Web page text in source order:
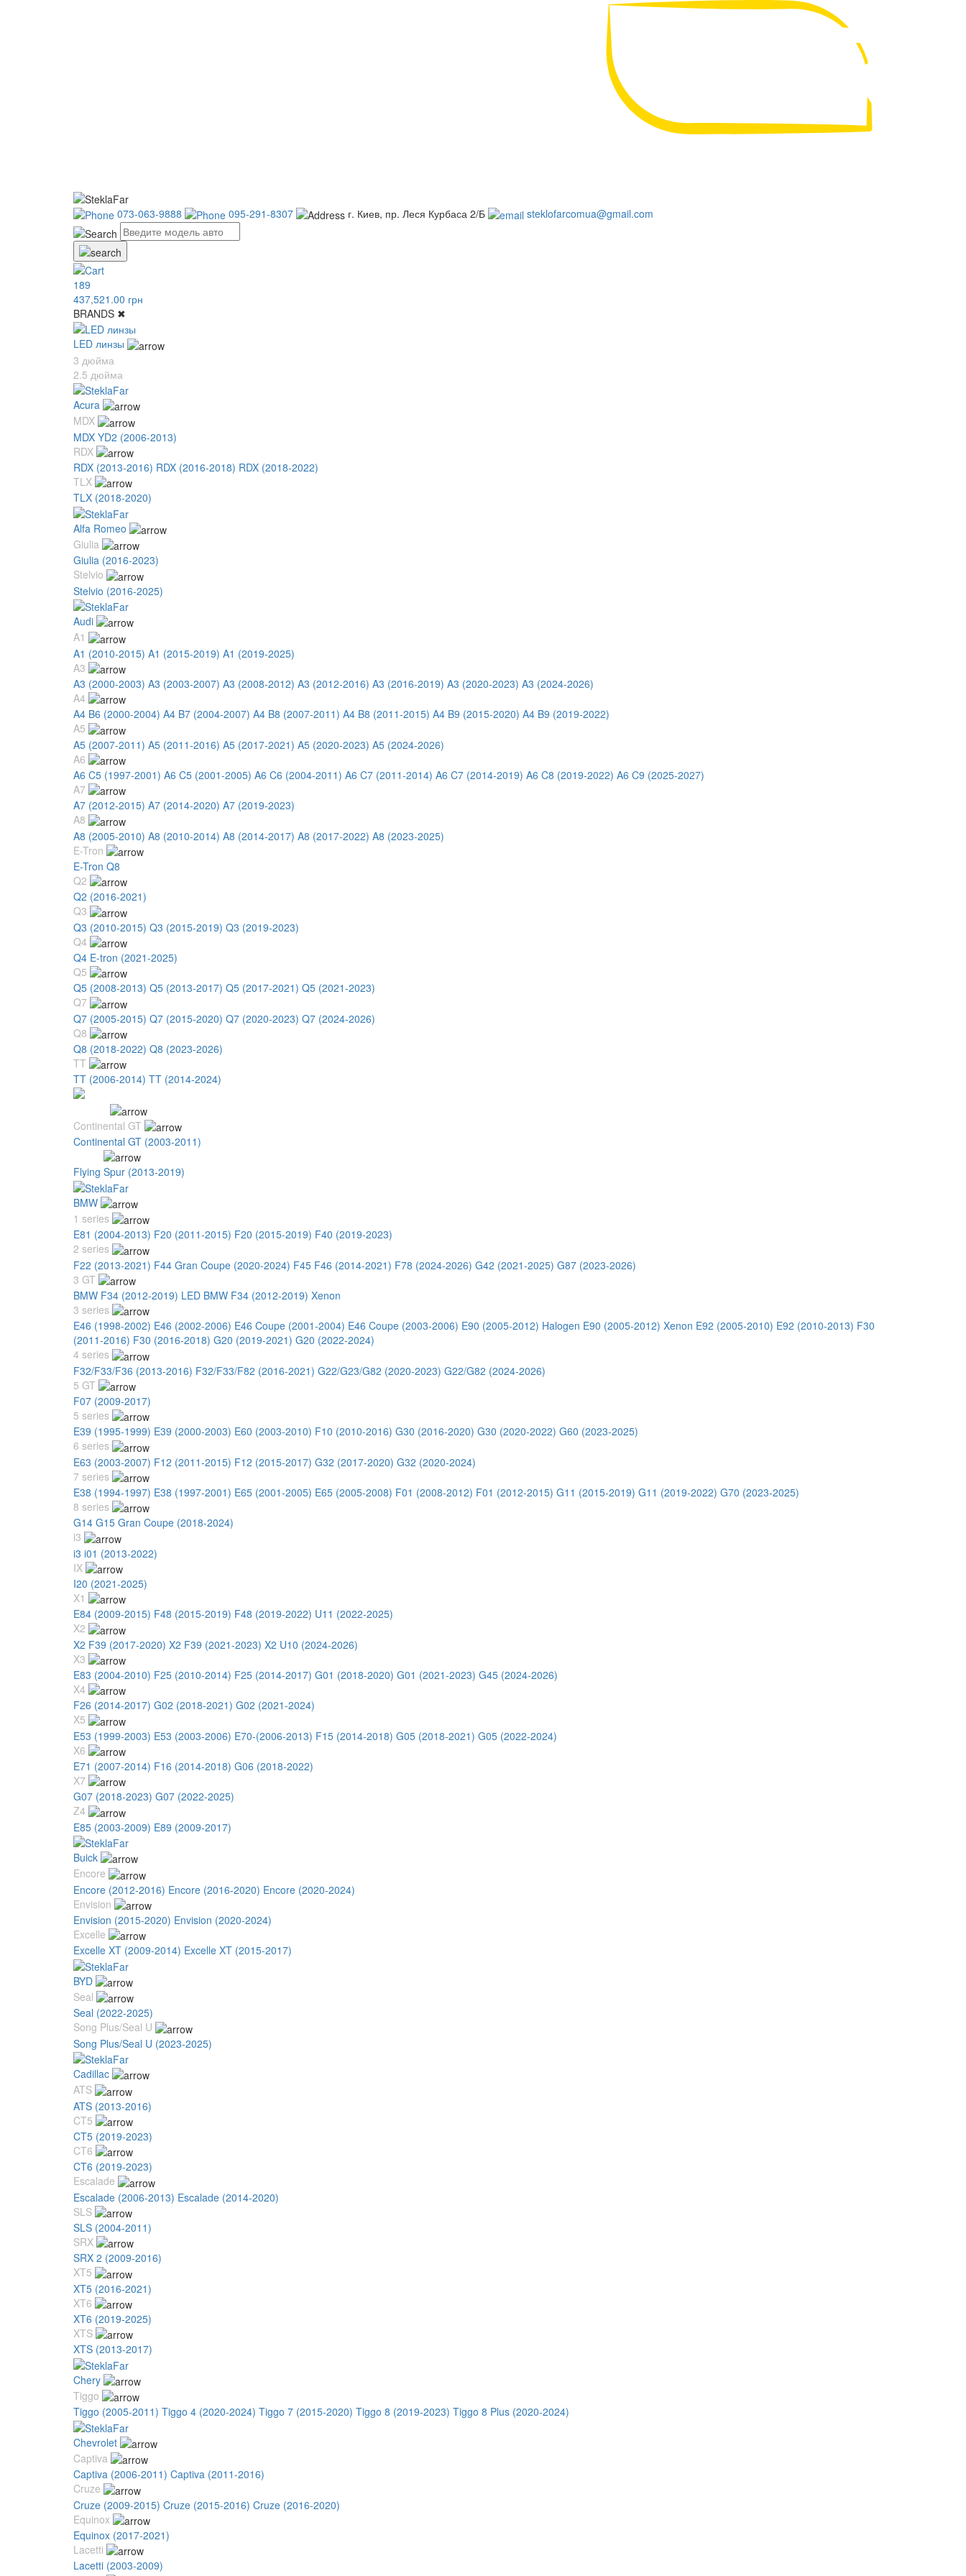
073-063-9888 095-291-8307 г. Киев, пр. Леся Курбаса 2/Б steklofarcomua@gmail.com
189
437,521.00 грн
BRANDS ✖
LED линзы
3 дюйма
2.5 дюйма
Acura
MDX
MDX YD2 (2006-2013)
RDX
RDX (2013-2016) RDX (2016-2018) RDX (2018-2022)
TLX
TLX (2018-2020)
Alfa Romeo
Giulia
Giulia (2016-2023)
Stelvio
Stelvio (2016-2025)
Audi
A1
A1 (2010-2015) A1 (2015-2019) A1 (2019-2025)
A3
A3 (2000-2003) A3 (2003-2007) A3 (2008-2012) A3 (2012-2016) A3 (2016-2019) A3 (2020-2023) A3 (2024-2026)
A4
A4 B6 (2000-2004) A4 B7 (2004-2007) A4 B8 (2007-2011) A4 B8 (2011-2015) A4 B9 (2015-2020) A4 B9 (2019-2022)
A5
A5 (2007-2011) A5 (2011-2016) A5 (2017-2021) A5 (2020-2023) A5 (2024-2026)
A6
A6 C5 (1997-2001) A6 C5 (2001-2005) A6 C6 (2004-2011) A6 C7 (2011-2014) A6 C7 (2014-2019) A6 C8 (2019-2022) A6 C9 (2025-2027)
A7
A7 (2012-2015) A7 (2014-2020) A7 (2019-2023)
A8
A8 (2005-2010) A8 (2010-2014) A8 (2014-2017) A8 (2017-2022) A8 (2023-2025)
E-Tron
E-Tron Q8
Q2
Q2 (2016-2021)
Q3
Q3 (2010-2015) Q3 (2015-2019) Q3 (2019-2023)
Q4
Q4 E-tron (2021-2025)
Q5
Q5 (2008-2013) Q5 (2013-2017) Q5 (2017-2021) Q5 (2021-2023)
Q7
Q7 (2005-2015) Q7 (2015-2020) Q7 (2020-2023) Q7 (2024-2026)
Q8
Q8 (2018-2022) Q8 (2023-2026)
TT
TT (2006-2014) TT (2014-2024)
Continental GT
Continental GT (2003-2011)
Flying Spur (2013-2019)
BMW
1 series
E81 (2004-2013) F20 (2011-2015) F20 (2015-2019) F40 (2019-2023)
2 series
F22 (2013-2021) F44 Gran Coupe (2020-2024) F45 F46 (2014-2021) F78 (2024-2026) G42 (2021-2025) G87 (2023-2026)
3 GT
BMW F34 (2012-2019) LED BMW F34 (2012-2019) Xenon
3 series
E46 (1998-2002) E46 (2002-2006) E46 Coupe (2001-2004) E46 Coupe (2003-2006) E90 (2005-2012) Halogen E90 (2005-2012) Xenon E92 (2005-2010) E92 (2010-2013) F30
(2011-2016) F30 (2016-2018) G20 (2019-2021) G20 (2022-2024)
4 series
F32/F33/F36 (2013-2016) F32/F33/F82 (2016-2021) G22/G23/G82 (2020-2023) G22/G82 (2024-2026)
5 GT
F07 (2009-2017)
5 series
E39 (1995-1999) E39 (2000-2003) E60 (2003-2010) F10 (2010-2016) G30 (2016-2020) G30 (2020-2022) G60 (2023-2025)
6 series
E63 (2003-2007) F12 (2011-2015) F12 (2015-2017) G32 (2017-2020) G32 (2020-2024)
7 series
E38 (1994-1997) E38 (1997-2001) E65 (2001-2005) E65 (2005-2008) F01 (2008-2012) F01 (2012-2015) G11 (2015-2019) G11 (2019-2022) G70 (2023-2025)
8 series
G14 G15 Gran Coupe (2018-2024)
i3
i3 i01 (2013-2022)
IX
I20 (2021-2025)
X1
E84 (2009-2015) F48 (2015-2019) F48 (2019-2022) U11 (2022-2025)
X2
X2 F39 (2017-2020) X2 F39 (2021-2023) X2 U10 (2024-2026)
X3
E83 (2004-2010) F25 (2010-2014) F25 (2014-2017) G01 (2018-2020) G01 (2021-2023) G45 (2024-2026)
X4
F26 (2014-2017) G02 (2018-2021) G02 (2021-2024)
X5
E53 (1999-2003) E53 (2003-2006) E70-(2006-2013) F15 (2014-2018) G05 (2018-2021) G05 (2022-2024)
X6
E71 (2007-2014) F16 (2014-2018) G06 (2018-2022)
X7
G07 (2018-2023) G07 (2022-2025)
Z4
E85 (2003-2009) E89 (2009-2017)
Buick
Encore
Encore (2012-2016) Encore (2016-2020) Encore (2020-2024)
Envision
Envision (2015-2020) Envision (2020-2024)
Excelle
Excelle XT (2009-2014) Excelle XT (2015-2017)
BYD
Seal
Seal (2022-2025)
Song Plus/Seal U
Song Plus/Seal U (2023-2025)
Cadillac
ATS
ATS (2013-2016)
CT5
CT5 (2019-2023)
CT6
CT6 (2019-2023)
Escalade
Escalade (2006-2013) Escalade (2014-2020)
SLS
SLS (2004-2011)
SRX
SRX 2 (2009-2016)
XT5
XT5 (2016-2021)
XT6
XT6 (2019-2025)
XTS
XTS (2013-2017)
Chery
Tiggo
Tiggo (2005-2011) Tiggo 4 (2020-2024) Tiggo 7 (2015-2020) Tiggo 8 (2019-2023) Tiggo 8 Plus (2020-2024)
Chevrolet
Captiva
Captiva (2006-2011) Captiva (2011-2016)
Cruze
Cruze (2009-2015) Cruze (2015-2016) Cruze (2016-2020)
Equinox
Equinox (2017-2021)
Lacetti
Lacetti (2003-2009)